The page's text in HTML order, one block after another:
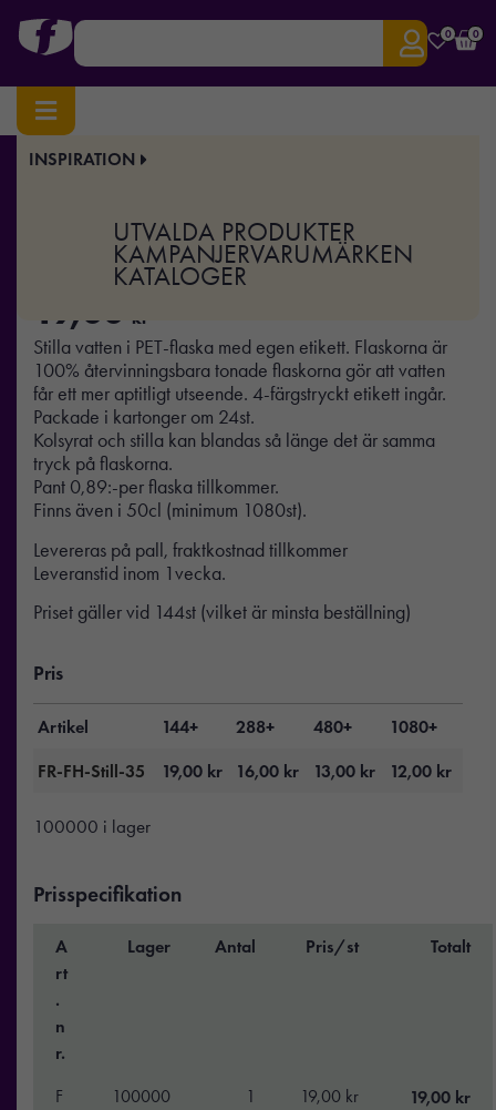
0 0
INSPIRATION
UTVALDA PRODUKTER
KAMPANJERVARUMÄRKEN
KATALOGER
Hem/Giveaways/ Profilvatten
Profilvatten stilla 35cl
19,00 kr
Stilla vatten i PET-flaska med egen etikett. Flaskorna är
100% återvinningsbara tonade flaskorna gör att vatten
får ett mer aptitligt utseende. 4-färgstryckt etikett ingår.
Packade i kartonger om 24st.
Kolsyrat och stilla kan blandas så länge det är samma
tryck på flaskorna.
Pant 0,89:-per flaska tillkommer.
Finns även i 50cl (minimum 1080st).
Levereras på pall, fraktkostnad tillkommer
Leveranstid inom 1vecka.
Priset gäller vid 144st (vilket är minsta beställning)
Pris
Artikel 144+ 288+ 480+
1080+
FR-FH-Still-35
19,00 kr 16,00 kr 13,00 kr 12,00 kr
100000 i lager
Prisspecifikation
A
rt
.
n
r.
Lager Antal Pris/st Totalt
F
100000 1 19,00 kr 19,00 kr